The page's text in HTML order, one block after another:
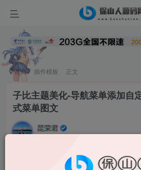
首页 插件模板 正文
子比主题美化-导航菜单添加自
式菜单图文
昆荣君
2年前更新